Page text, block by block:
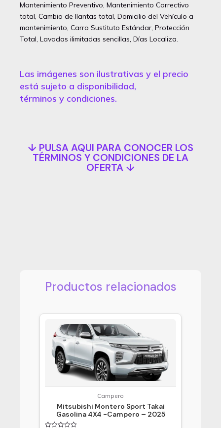
Mantenimiento Preventivo, Mantenimiento Correctivo
total, Cambio de llantas total, Domicilio del Vehículo a
mantenimiento, Carro Sustituto Estándar, Protección
Total, Lavadas ilimitadas sencillas, Días Localiza.
Las imágenes son ilustrativas y el precio
está sujeto a disponibilidad,
términos y condiciones.
↓ PULSA AQUI PARA CONOCER LOS
TÉRMINOS Y CONDICIONES DE LA
OFERTA ↓
Productos relacionados
Campero
Mitsubishi Montero Sport Takai
Gasolina 4X4 -Campero – 2025